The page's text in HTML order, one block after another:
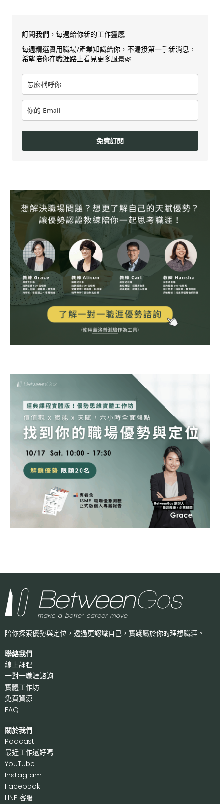
訂閱我們，每週給你新的工作靈感
每週精選實用職場/產業知識給你，不漏接第一手新消息，
希望陪你在職涯路上看見更多風景🌿
免費訂閱
陪你探索優勢與定位，透過更認識自己， 實踐屬於你的理想職涯。
聯絡我們
線上課程
一對一職涯諮詢
實體工作坊
免費資源
FAQ
關於我們
Podcast
最近工作還好嗎
YouTube
Instagram
Facebook
LINE 客服